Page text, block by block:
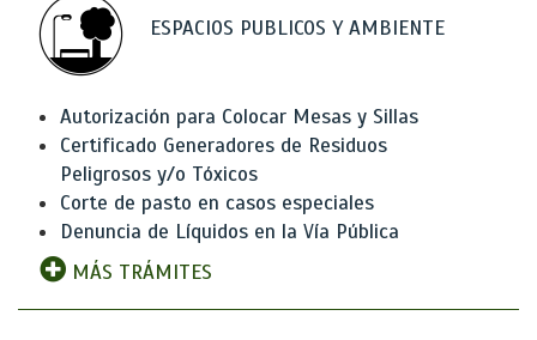
ESPACIOS PUBLICOS Y AMBIENTE
Autorización para Colocar Mesas y Sillas
Certificado Generadores de Residuos
Peligrosos y/o Tóxicos
Corte de pasto en casos especiales
Denuncia de Líquidos en la Vía Pública
MÁS TRÁMITES